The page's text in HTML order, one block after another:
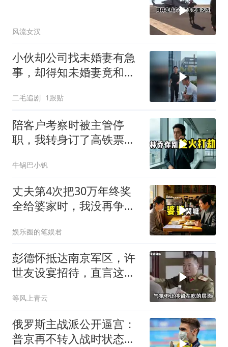
风流女汉
小伙却公司找未婚妻有急
事，却得知未婚妻竟和别
二毛追剧 1跟贴
陪客户考察时被主管停
职，我转身订了高铁票。
亿合同没你根本签不了
牛锅巴小钒
丈夫第4次把30万年终奖
全给婆家时，我没再争
娱乐圈的笔娱君
彭德怀抵达南京军区，许
世友设宴招待，直言这是
等风上青云
俄罗斯主战派公开逼宫：
普京再不转入战时状态，